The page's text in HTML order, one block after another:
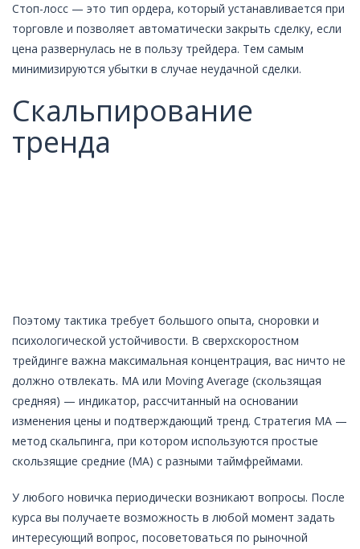
Стоп-лосс — это тип ордера, который устанавливается при
торговле и позволяет автоматически закрыть сделку, если
цена развернулась не в пользу трейдера. Тем самым
минимизируются убытки в случае неудачной сделки.
Скальпирование
тренда
Поэтому тактика требует большого опыта, сноровки и
психологической устойчивости. В сверхскоростном
трейдинге важна максимальная концентрация, вас ничто не
должно отвлекать. МА или Moving Average (скользящая
средняя) — индикатор, рассчитанный на основании
изменения цены и подтверждающий тренд. Стратегия МА —
метод скальпинга, при котором используются простые
скользящие средние (МА) с разными таймфреймами.
У любого новичка периодически возникают вопросы. После
курса вы получаете возможность в любой момент задать
интересующий вопрос, посоветоваться по рыночной